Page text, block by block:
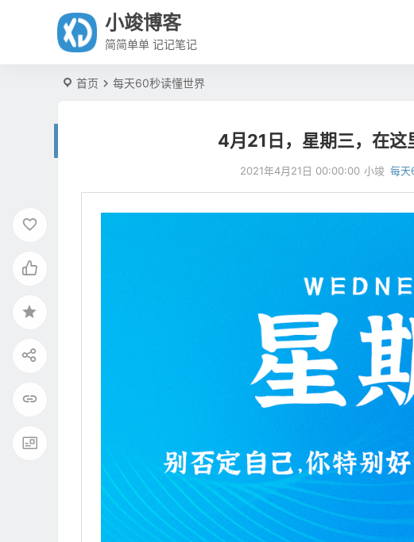
小竣博客
简简单单 记记笔记
首页 每天60秒读懂世界
4月21日，星期三，在这
2021年4月21日 00:00:00 小竣 每天